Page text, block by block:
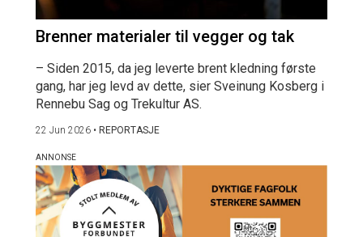
Brenner materialer til vegger og tak
– Siden 2015, da jeg leverte brent kledning første
gang, har jeg levd av dette, sier Sveinung Kosberg i
Rennebu Sag og Trekultur AS.
22 Jun 2026 • REPORTASJE